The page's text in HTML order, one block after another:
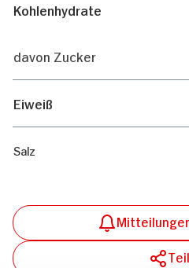
Kohlenhydrate
davon Zucker
Eiweiß
Salz